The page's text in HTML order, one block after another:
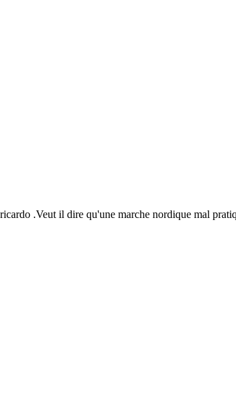
.Veut il dire qu'une marche nordique mal